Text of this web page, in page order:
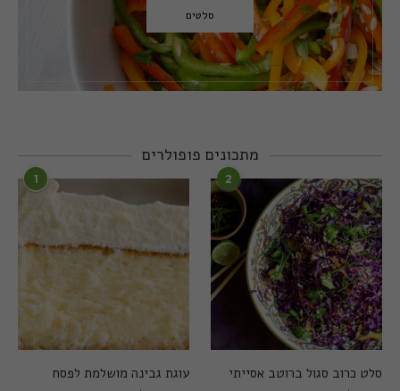
סלטים
מתכונים פופולרים
1
עוגת גבינה מושלמת לפסח
2
סלט כרוב סגול ברוטב אסייתי